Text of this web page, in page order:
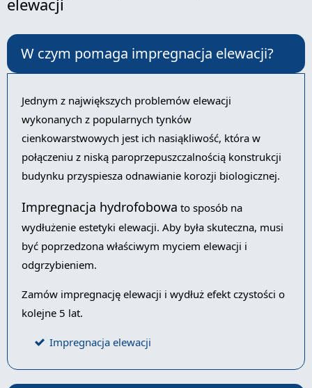
elewacji
W czym pomaga impregnacja elewacji?
Jednym z największych problemów elewacji
wykonanych z popularnych tynków
cienkowarstwowych jest ich nasiąkliwość, która w
połączeniu z niską paroprzepuszczalnością konstrukcji
budynku przyspiesza odnawianie korozji biologicznej.
Impregnacja hydrofobowa to sposób na
wydłużenie estetyki elewacji. Aby była skuteczna, musi
być poprzedzona właściwym myciem elewacji i
odgrzybieniem.
Zamów impregnację elewacji i wydłuż efekt czystości o
kolejne 5 lat.
Impregnacja elewacji